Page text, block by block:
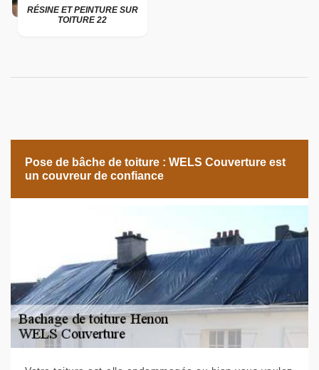
RÉSINE ET PEINTURE SUR
TOITURE 22
Pose de bâche de toiture : WELS Couverture est
un couvreur de confiance